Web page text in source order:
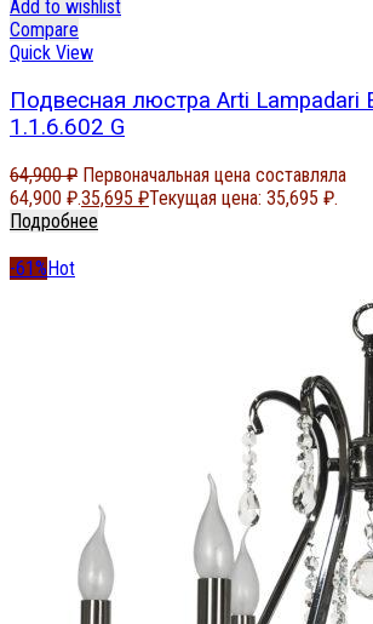
Add to wishlist
Compare
Quick View
Подвесная люстра Arti Lampadari
1.1.6.602 G
64,900₽ Первоначальная цена составляла
64,900 ₽.35,695 ₽Текущая цена: 35,695 ₽.
Подробнее
-61%Hot